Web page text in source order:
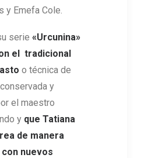
y Emefa Cole.
serie «Urcunina»
el tradicional
o técnica de
y
el maestro
y que Tatiana
de manera
nuevos